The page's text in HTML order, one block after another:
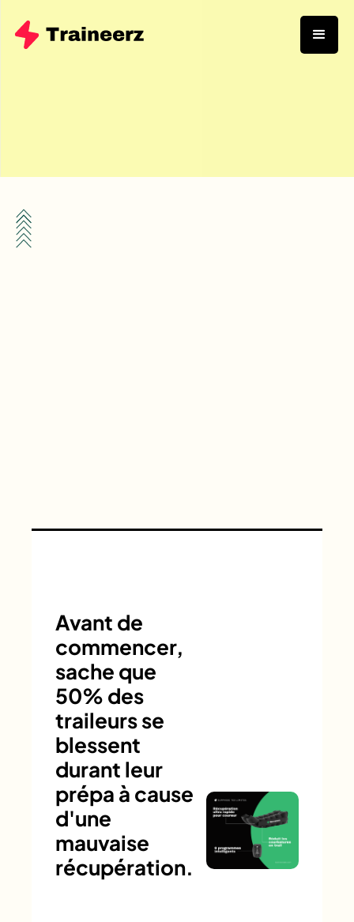
Avant de
commencer,
sache que
50% des
traileurs se
blessent
durant leur
prépa à cause
d'une
mauvaise
récupération.